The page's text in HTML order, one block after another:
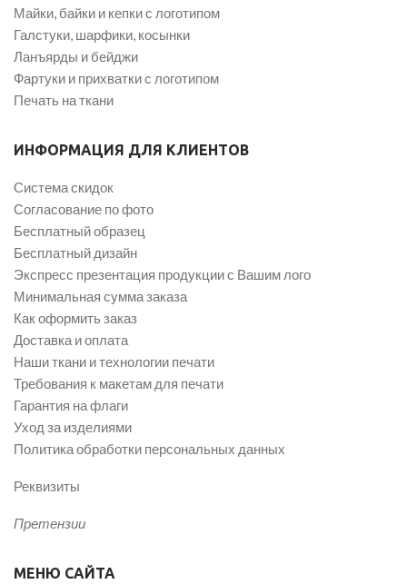
Майки, байки и кепки с логотипом
Галстуки, шарфики, косынки
Ланъярды и бейджи
Фартуки и прихватки с логотипом
Печать на ткани
ИНФОРМАЦИЯ ДЛЯ КЛИЕНТОВ
Система скидок
Согласование по фото
Бесплатный образец
Бесплатный дизайн
Экспресс презентация продукции с Вашим лого
Минимальная сумма заказа
Как оформить заказ
Доставка и оплата
Наши ткани и технологии печати
Требования к макетам для печати
Гарантия на флаги
Уход за изделиями
Политика обработки персональных данных
Реквизиты
Претензии
МЕНЮ САЙТА